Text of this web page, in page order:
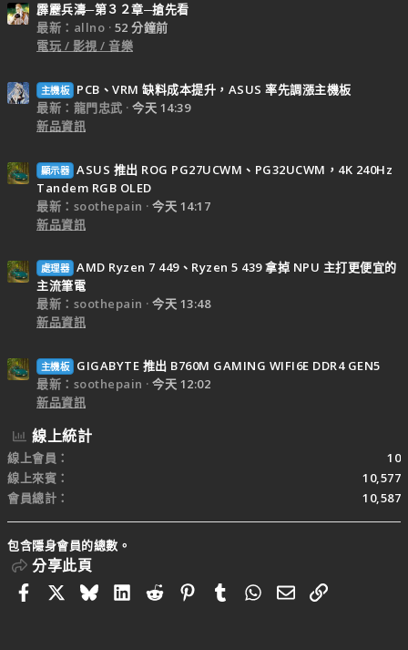
霹靂兵濤─第３２章─搶先看
最新：allno
52 分鐘前
電玩 / 影視 / 音樂
主機板
PCB、VRM 缺料成本提升，ASUS 率先調漲主機板
最新：龍門忠武
今天 14:39
新品資訊
顯示器 ASUS 推出 ROG PG27UCWM、PG32UCWM，4K 240Hz
Tandem RGB OLED
最新：soothepain
今天 14:17
新品資訊
處理器 AMD Ryzen 7 449、Ryzen 5 439 拿掉 NPU 主打更便宜的
主流筆電
最新：soothepain
今天 13:48
新品資訊
主機板
GIGABYTE 推出 B760M GAMING WIFI6E DDR4 GEN5
最新：soothepain
今天 12:02
新品資訊
線上統計
線上會員
10
線上來賓
10,577
會員總計
10,587
包含隱身會員的總數。
分享此頁
FacebookBlueskyLinkedIn
RedditPinterestTumblrWhatsApp
電子郵件
連結